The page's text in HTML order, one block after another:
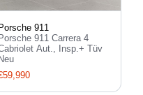
911
911 Carrera 4
Aut., Insp.+ Tüv